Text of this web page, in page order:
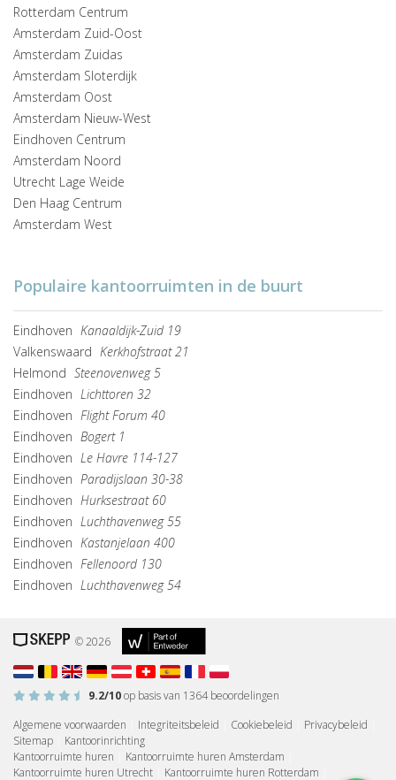
Rotterdam Centrum
Amsterdam Zuid-Oost
Amsterdam Zuidas
Amsterdam Sloterdijk
Amsterdam Oost
Amsterdam Nieuw-West
Eindhoven Centrum
Amsterdam Noord
Utrecht Lage Weide
Den Haag Centrum
Amsterdam West
Populaire kantoorruimten in de buurt
Eindhoven Kanaaldijk-Zuid 19
Valkenswaard Kerkhofstraat 21
Helmond Steenovenweg 5
Eindhoven Lichttoren 32
Eindhoven Flight Forum 40
Eindhoven Bogert 1
Eindhoven Le Havre 114-127
Eindhoven Paradijslaan 30-38
Eindhoven Hurksestraat 60
Eindhoven Luchthavenweg 55
Eindhoven Kastanjelaan 400
Eindhoven Fellenoord 130
Eindhoven Luchthavenweg 54
© 2026
9.2/10op basis van 1364beoordelingen
Algemene voorwaarden
Integriteitsbeleid Cookiebeleid Privacybeleid
Sitemap
Kantoorinrichting
Kantoorruimte huren
Kantoorruimte huren Amsterdam
Kantoorruimte huren Utrecht
Kantoorruimte huren Rotterdam